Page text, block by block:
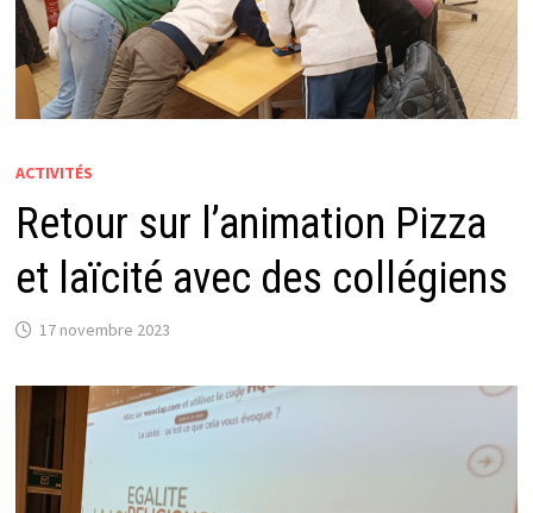
ACTIVITÉS
Retour sur l’animation Pizza
et laïcité avec des collégiens
17 novembre 2023